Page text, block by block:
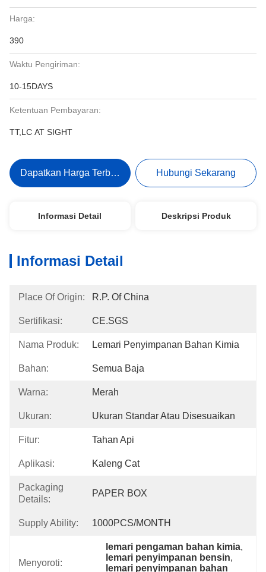
Harga:
390
Waktu Pengiriman:
10-15DAYS
Ketentuan Pembayaran:
TT,LC AT SIGHT
Dapatkan Harga Terbaik Hubungi Sekarang
Informasi Detail Deskripsi Produk
Informasi Detail
Place Of Origin: R.P. Of China
Sertifikasi: CE.SGS
Nama Produk: Lemari Penyimpanan Bahan Kimia
Bahan: Semua Baja
Warna: Merah
Ukuran: Ukuran Standar Atau Disesuaikan
Fitur: Tahan Api
Aplikasi: Kaleng Cat
Packaging
Details:
PAPER BOX
Supply Ability: 1000PCS/MONTH
Menyoroti:
lemari pengaman bahan kimia,
lemari penyimpanan bensin,
lemari penyimpanan bahan